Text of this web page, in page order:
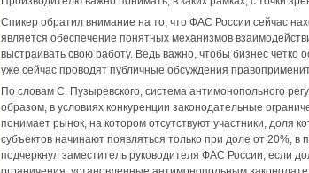
Спикер обратил внимание на то, что ФАС России сейчас
является обеспечение понятных механизмов
выстраивать свою работу. Ведь важно, чтобы бизнес
уже сейчас проводят публичные обсуждения
По словам С. Пузыревского, система антимонопольного
образом, в условиях конкуренции законодательные
понимает рынок, на котором отсутствуют участники, доля
субъектов начинают появляться только при доле от 20%,
подчеркнул заместитель руководителя ФАС России, если